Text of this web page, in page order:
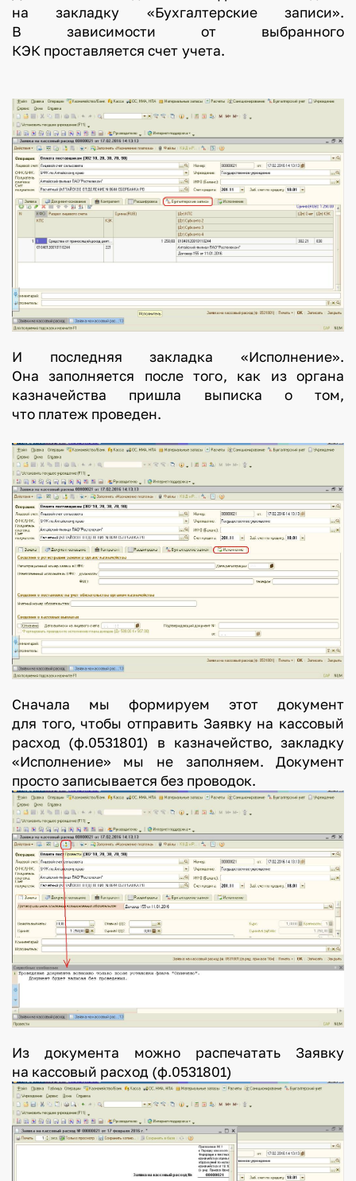
на закладку «Бухгалтерские записи».
В зависимости от выбранного
КЭК проставляется счет учета.
И последняя закладка «Исполнение».
Она заполняется после того, как из органа
казначейства пришла выписка о том,
что платеж проведен.
Сначала мы формируем этот документ
для того, чтобы отправить Заявку на кассовый
расход (ф.0531801) в казначейство, закладку
«Исполнение» мы не заполняем. Документ
просто записывается без проводок.
Из документа можно распечатать Заявку
на кассовый расход (ф.0531801)